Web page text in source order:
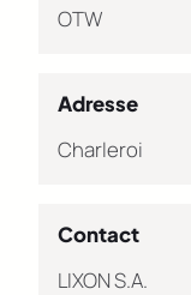
OTW
Adresse
Charleroi
Contact
LIXON S.A.